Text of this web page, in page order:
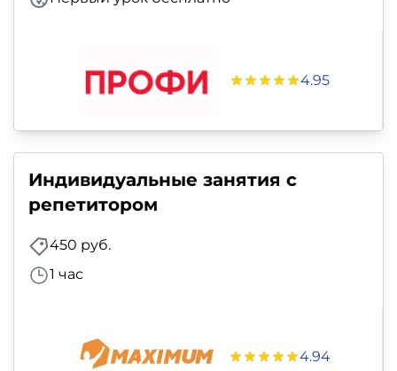
4.95
Индивидуальные занятия с
репетитором
450 руб.
1 час
4.94